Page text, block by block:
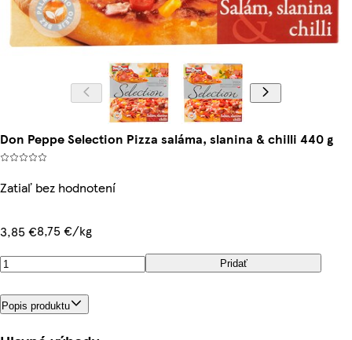
Don Peppe Selection Pizza saláma, slanina & chilli 440 g
Zatiaľ bez hodnotení
3,85 €8,75 €/kg
Pridať
Popis produktu